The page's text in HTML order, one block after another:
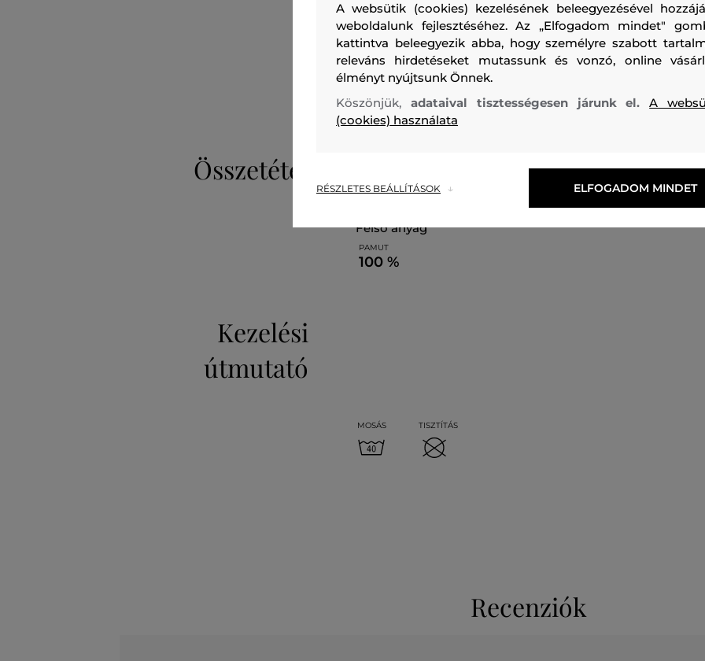
nyaknál bordázott szegély egészít ki. Az anyagösszetétel
pamut aránya garantálja a tökéletes légáteresztő
kellemes érzetet viselés közben. Kiválóan kombinálható
ideális mindennapi viseletre.
Szezon: SS26 Termék kódja
Összetétel
felső anyag
PAMUT
100 %
Kezelési
útmutató
MOSÁS TISZTÍTÁS
Recenziók
A websütik (cookies) kezelésének beleegyezésével
weboldalunk fejlesztéséhez. Az „Elfogadom mindet"
kattintva beleegyezik abba, hogy személyre szabott
releváns hirdetéseket mutassunk és vonzó, online
élményt nyújtsunk Önnek.
Köszönjük, adataival tisztességesen járunk el.A
(cookies) használata
RÉSZLETES BEÁLLÍTÁSOK ELFOGADOM MINDET